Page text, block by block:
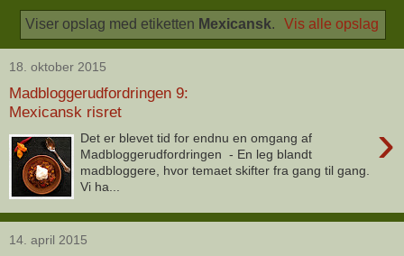
Viser opslag med etiketten Mexicansk. Vis alle opslag
18. oktober 2015
Madbloggerudfordringen 9:
Mexicansk risret
›
Det er blevet tid for endnu en omgang af
Madbloggerudfordringen - En leg blandt
madbloggere, hvor temaet skifter fra gang til gang.
Vi ha...
14. april 2015